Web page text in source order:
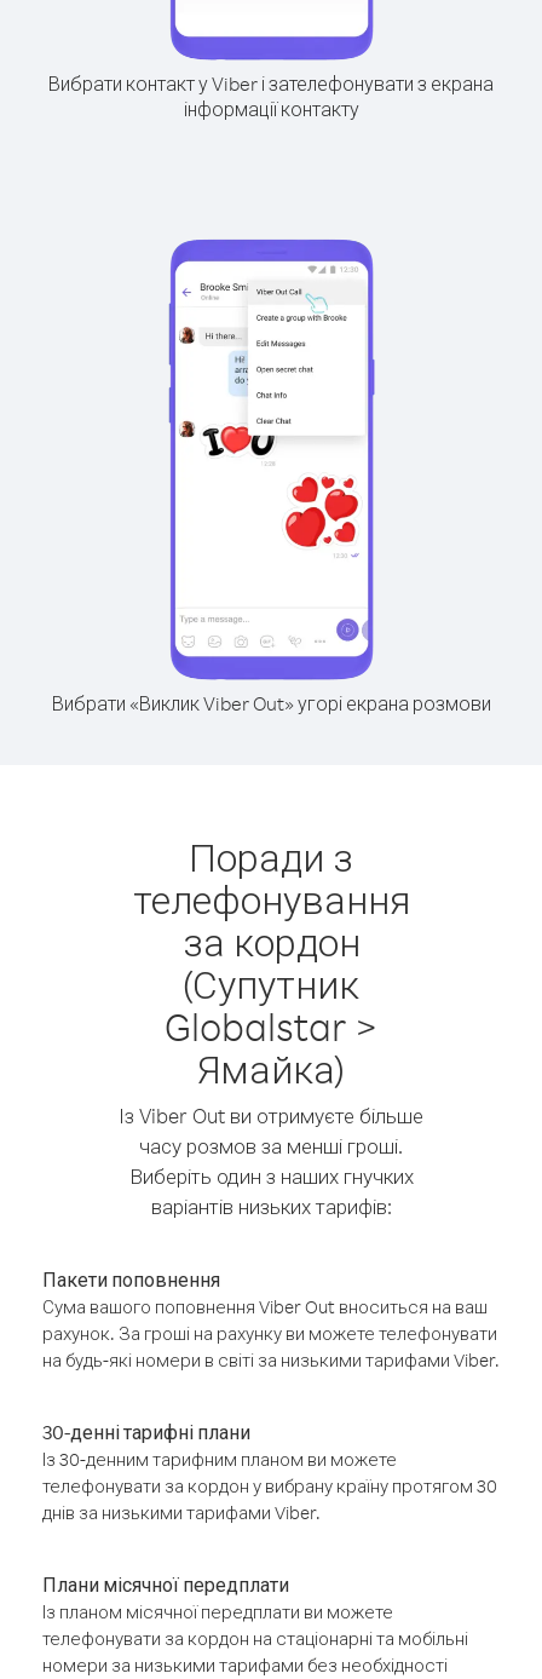
Вибрати контакт у Viber і зателефонувати з екрана
інформації контакту
Вибрати «Виклик Viber Out» угорі екрана розмови
Поради з
телефонування
за кордон
(Супутник
Globalstar >
Ямайка)
Із Viber Out ви отримуєте більше
часу розмов за менші гроші.
Виберіть один з наших гнучких
варіантів низьких тарифів:
Пакети поповнення
Сума вашого поповнення Viber Out вноситься на ваш
рахунок. За гроші на рахунку ви можете телефонувати
на будь-які номери в світі за низькими тарифами Viber.
30-денні тарифні плани
Із 30-денним тарифним планом ви можете
телефонувати за кордон у вибрану країну протягом 30
днів за низькими тарифами Viber.
Плани місячної передплати
Із планом місячної передплати ви можете
телефонувати за кордон на стаціонарні та мобільні
номери за низькими тарифами без необхідності